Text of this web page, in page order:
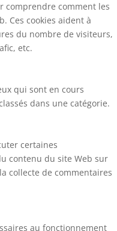
comprendre comment les
Ces cookies aident à
du nombre de visiteurs,
etc.
qui sont en cours
dans une catégorie.
certaines
contenu du site Web sur
collecte de commentaires
au fonctionnement